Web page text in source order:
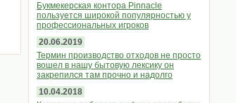
Букмекерская контора Pinnacle
пользуется широкой популярностью у
профессиональных игроков
20.06.2019
Термин производство отходов не просто
вошел в нашу бытовую лексику он
закрепился там прочно и надолго
10.04.2018